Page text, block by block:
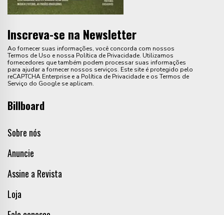
Inscreva-se na Newsletter
Ao fornecer suas informações, você concorda com nossos
Termos de Uso e nossa Política de Privacidade. Utilizamos
fornecedores que também podem processar suas informações
para ajudar a fornecer nossos serviços. Este site é protegido pelo
reCAPTCHA Enterprise e a Política de Privacidade e os Termos de
Serviço do Google se aplicam.
Billboard
Sobre nós
Anuncie
Assine a Revista
Loja